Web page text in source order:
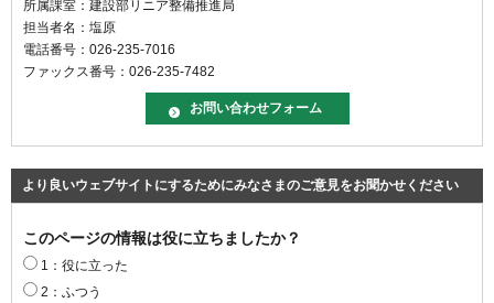
所属課室：建設部リニア整備推進局
担当者名：塩原
電話番号：026-235-7016
ファックス番号：026-235-7482
より良いウェブサイトにするためにみなさまのご意見をお聞かせください
このページの情報は役に立ちましたか？
1：役に立った
2：ふつう